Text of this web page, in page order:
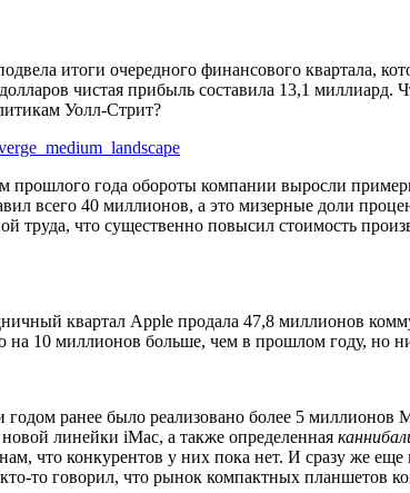
итоги очередного финансового квартала,
чистая прибыль составила 13,1
Уолл-Стрит?
прошлого года обороты компании выросли
всего 40 миллионов, а это мизерные доли
труда, что существенно повысил стоимость
квартал Apple продала 47,8 миллионов
на 10 миллионов больше, чем в прошлом году, но
ранее было реализовано более 5 миллионов
линейки iMac, а также определенная
что конкурентов у них пока нет. И сразу же
то говорил, что рынок компактных планшетов